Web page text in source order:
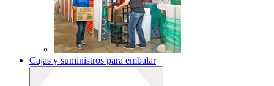
Cajas y suministros para embalar